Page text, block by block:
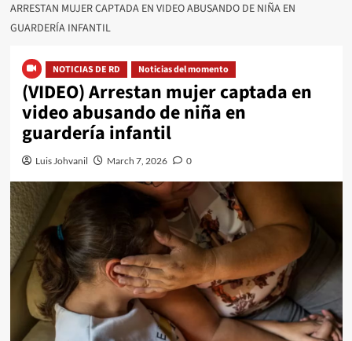
ARRESTAN MUJER CAPTADA EN VIDEO ABUSANDO DE NIÑA EN
GUARDERÍA INFANTIL
NOTICIAS DE RD Noticias del momento
(VIDEO) Arrestan mujer captada en
video abusando de niña en
guardería infantil
Luis Johvanil March 7, 2026 0